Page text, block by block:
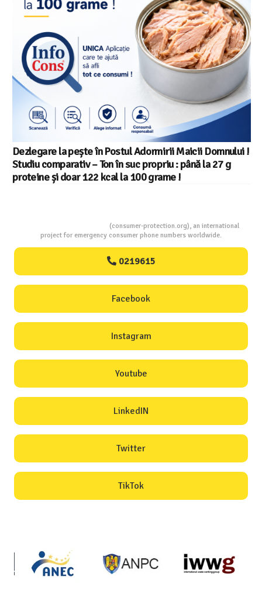
Salariul minim in Europa in 2026 – Romania pe locul 20
din 22 in UE
(consumer-protection.org), an international
project for emergency consumer phone numbers worldwide.
0219615
Facebook
Instagram
Youtube
LinkedIN
Twitter
TikTok